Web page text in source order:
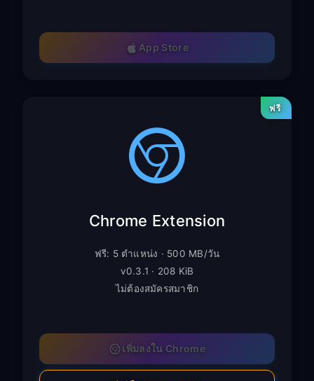
App Store
ฟรี
Chrome Extension
ฟรี: 5 ตำแหน่ง · 500 MB/วัน
v0.3.1 · 208 KiB
ไม่ต้องสมัครสมาชิก
เพิ่มลงใน Chrome